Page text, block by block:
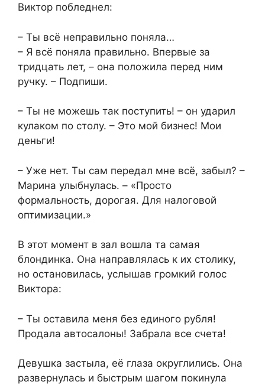
Виктор побледнел:
– Ты всё неправильно поняла…
– Я всё поняла правильно. Впервые за
тридцать лет, – она положила перед ним
ручку. – Подпиши.
– Ты не можешь так поступить! – он ударил
кулаком по столу. – Это мой бизнес! Мои
деньги!
– Уже нет. Ты сам передал мне всё, забыл? –
Марина улыбнулась. – «Просто
формальность, дорогая. Для налоговой
оптимизации.»
В этот момент в зал вошла та самая
блондинка. Она направлялась к их столику,
но остановилась, услышав громкий голос
Виктора:
– Ты оставила меня без единого рубля!
Продала автосалоны! Забрала все счета!
Девушка застыла, её глаза округлились. Она
развернулась и быстрым шагом покинула